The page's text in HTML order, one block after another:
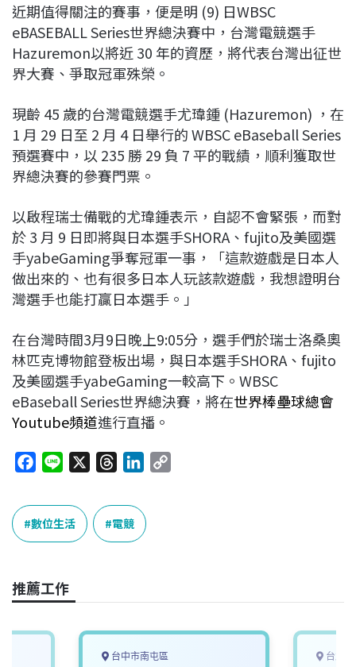
近期值得關注的賽事，便是明 (9) 日WBSC
eBASEBALL Series世界總決賽中，台灣電競選手
Hazuremon以將近 30 年的資歷，將代表台灣出征世
界大賽、爭取冠軍殊榮。
現齡 45 歲的台灣電競選手尤瑋鍾 (Hazuremon) ，在
1 月 29 日至 2 月 4 日舉行的 WBSC eBaseball Series
預選賽中，以 235 勝 29 負 7 平的戰績，順利獲取世
界總決賽的參賽門票。
以啟程瑞士備戰的尤瑋鍾表示，自認不會緊張，而對
於 3 月 9 日即將與日本選手SHORA、fujito及美國選
手yabeGaming爭奪冠軍一事，「這款遊戲是日本人
做出來的、也有很多日本人玩該款遊戲，我想證明台
灣選手也能打贏日本選手。」
在台灣時間3月9日晚上9:05分，選手們於瑞士洛桑奧
林匹克博物館登板出場，與日本選手SHORA、fujito
及美國選手yabeGaming一較高下。WBSC
eBaseball Series世界總決賽，將在世界棒壘球總會
Youtube頻道進行直播。
c
e
b
o
k
n
e
r
e
a
k
n
k
數位生活 電競
推薦工作
台中市南屯區 台北